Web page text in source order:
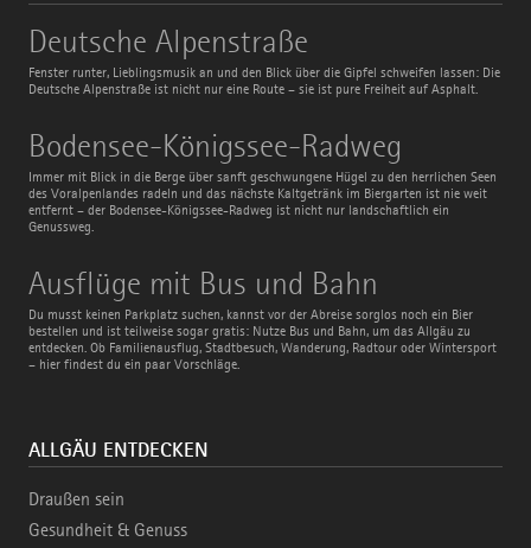
Deutsche Alpenstraße
Fenster runter, Lieblingsmusik an und den Blick über die Gipfel schweifen lassen: Die
Deutsche Alpenstraße ist nicht nur eine Route – sie ist pure Freiheit auf Asphalt.
Deutsche
Alpenstraße
Bodensee-Königssee-Radweg
Immer mit Blick in die Berge über sanft geschwungene Hügel zu den herrlichen Seen
des Voralpenlandes radeln und das nächste Kaltgetränk im Biergarten ist nie weit
entfernt – der Bodensee-Königssee-Radweg ist nicht nur landschaftlich ein
Genussweg.
Bodensee-
Königssee-
Radweg
Ausflüge mit Bus und Bahn
Du musst keinen Parkplatz suchen, kannst vor der Abreise sorglos noch ein Bier
bestellen und ist teilweise sogar gratis: Nutze Bus und Bahn, um das Allgäu zu
entdecken. Ob Familienausflug, Stadtbesuch, Wanderung, Radtour oder Wintersport
– hier findest du ein paar Vorschläge.
Ausflüge
mit
Bus
und
Bahn
ALLGÄU ENTDECKEN
Draußen sein
Gesundheit & Genuss